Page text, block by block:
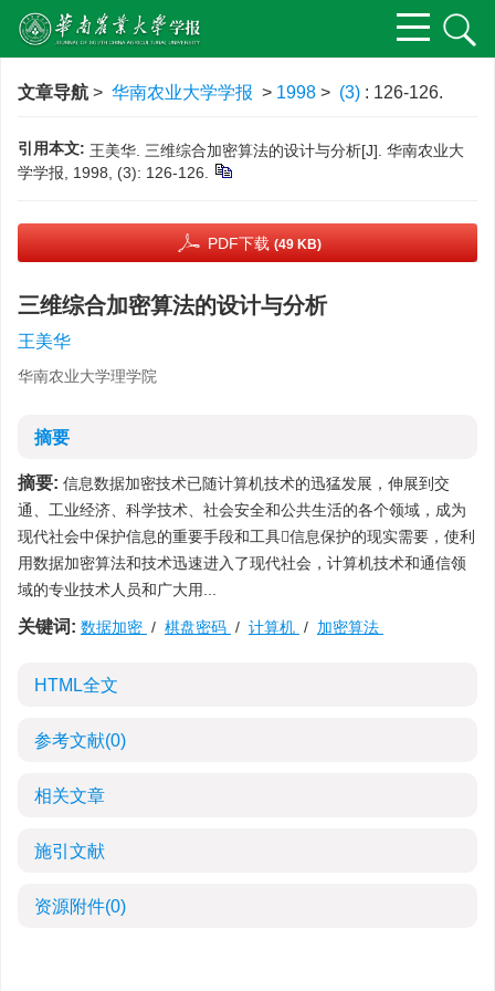
文章导航 > 华南农业大学学报 > 1998 > (3) : 126-126.
引用本文: 王美华. 三维综合加密算法的设计与分析[J]. 华南农业大
学学报, 1998, (3): 126-126.
PDF下载 (49 KB)
三维综合加密算法的设计与分析
王美华
华南农业大学理学院
摘要
摘要: 信息数据加密技术已随计算机技术的迅猛发展，伸展到交
通、工业经济、科学技术、社会安全和公共生活的各个领域，成为
现代社会中保护信息的重要手段和工具信息保护的现实需要，使利
用数据加密算法和技术迅速进入了现代社会，计算机技术和通信领
域的专业技术人员和广大用...
关键词: 数据加密 / 棋盘密码 / 计算机 / 加密算法
HTML全文
参考文献(0)
相关文章
施引文献
资源附件(0)